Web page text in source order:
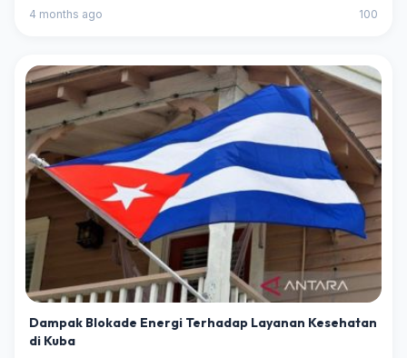
4 months ago 100
Dampak Blokade Energi Terhadap Layanan Kesehatan
di Kuba